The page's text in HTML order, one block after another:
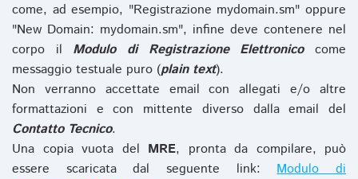
come, ad esempio, "Registrazione mydomain.sm" oppure
"New Domain: mydomain.sm", infine deve contenere nel
corpo il Modulo di Registrazione Elettronicocome
messaggio testuale puro (plain text).
Non verranno accettate email con allegati e/o altre
formattazioni e con mittente diverso dalla email del
Contatto Tecnico.
Una copia vuota del MRE, pronta da compilare, può
essere scaricata dal seguente link:Modulo di